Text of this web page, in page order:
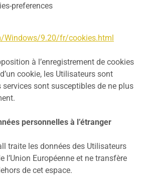
preferences
Windows/9.20/fr/cookies.html
à l’enregistrement de cookies
cookie, les Utilisateurs sont
sont susceptibles de ne plus
personnelles à l’étranger
traite les données des Utilisateurs
l’Union Européenne et ne transfère
de cet espace.